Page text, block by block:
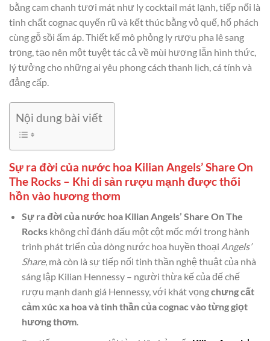
bằng cam chanh tươi mát như ly cocktail mát lạnh, tiếp nối là
tinh chất cognac quyến rũ và kết thúc bằng vỏ quế, hổ phách
cùng gỗ sồi ấm áp. Thiết kế mô phỏng ly rượu pha lê sang
trọng, tạo nên một tuyệt tác cả về mùi hương lẫn hình thức,
lý tưởng cho những ai yêu phong cách thanh lịch, cá tính và
đẳng cấp.
Nội dung bài viết
Sự ra đời của nước hoa Kilian Angels’ Share On
The Rocks – Khi di sản rượu mạnh được thổi
hồn vào hương thơm
Sự ra đời của nước hoa Kilian Angels’ Share On The
Rockskhông chỉ đánh dấu một cột mốc mới trong hành
trình phát triển của dòng nước hoa huyền thoại Angels’
Share, mà còn là sự tiếp nối tinh thần nghệ thuật của nhà
sáng lập Kilian Hennessy – người thừa kế của đế chế
rượu mạnh danh giá Hennessy, với khát vọngchưng cất
cảm xúc xa hoa và tinh thần của cognac vào từng giọt
hương thơm.